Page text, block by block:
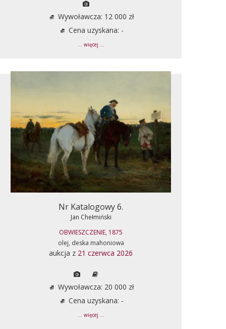
Wywoławcza: 12 000 zł
Cena uzyskana: -
... więcej ...
Nr Katalogowy 6.
Jan Chełmiński
OBWIESZCZENIE, 1875
olej, deska mahoniowa
aukcja z 21 czerwca 2026
Wywoławcza: 20 000 zł
Cena uzyskana: -
... więcej ...